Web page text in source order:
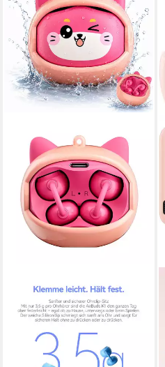
leicht Ohrclip, Bluetooth 6.0,
IPX4 Kinder-Kopfhörer
bluetooth Verbindung
Gewicht